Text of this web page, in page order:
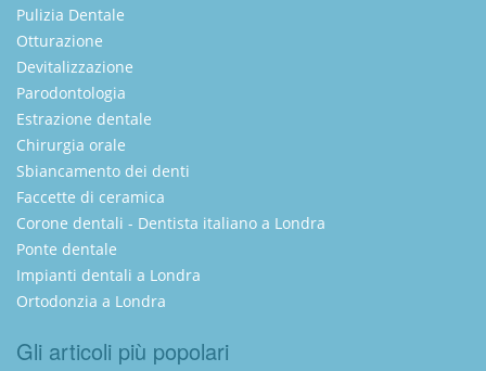
Pulizia Dentale
Otturazione
Devitalizzazione
Parodontologia
Estrazione dentale
Chirurgia orale
Sbiancamento dei denti
Faccette di ceramica
Corone dentali - Dentista italiano a Londra
Ponte dentale
Impianti dentali a Londra
Ortodonzia a Londra
Gli articoli più popolari